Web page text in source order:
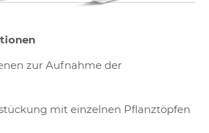
zur Aufnahme der
mit einzelnen Pflanztöpfen